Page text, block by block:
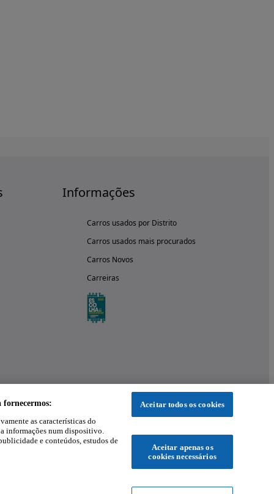
Informações
Carros usados por Distrito
Carros usados mais procurados
Carros Novos
Carreiras
fornecermos:
as características do
informações num dispositivo.
e conteúdos, estudos de
Aceitar todos os cookies
Aceitar apenas os
cookies necessários